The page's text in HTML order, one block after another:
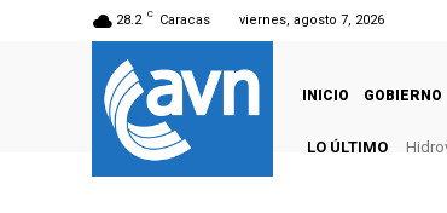
28.2 C Caracas viernes, agosto 7, 2026
INICIO GOBIERNO
LO ÚLTIMO